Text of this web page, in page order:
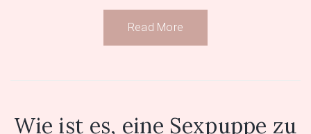
Read More
Wie ist es, eine Sexpuppe zu